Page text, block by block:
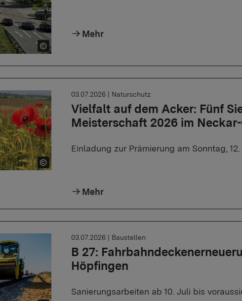
Mehr
Vielfalt auf dem Acker: Fünf
Meisterschaft 2026 im
03.07.2026 | Naturschutz
Einladung zur Prämierung am Sonntag,
Mehr
B 27:
Höpfingen
03.07.2026 | Baustellen
Sanierungsarbeiten ab 10. Juli bis